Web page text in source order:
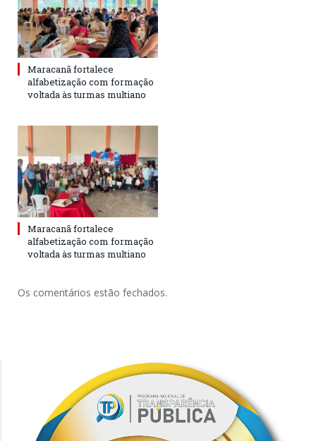
Maracanã fortalece
alfabetização com formação
voltada às turmas multiano
Maracanã fortalece
alfabetização com formação
voltada às turmas multiano
Os comentários estão fechados.